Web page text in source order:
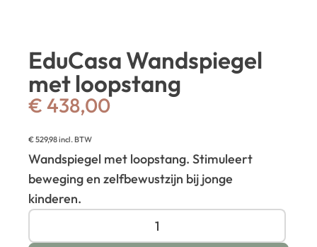
EduCasa Wandspiegel
met loopstang
€ 438,00
€529,98incl. BTW
Wandspiegel met loopstang. Stimuleert
beweging en zelfbewustzijn bij jonge
kinderen.